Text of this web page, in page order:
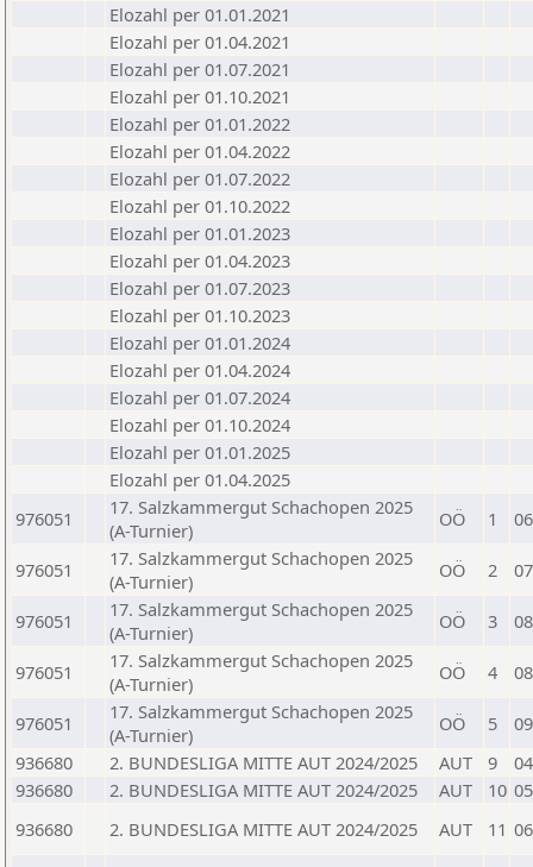
Elozahl per 01.01.2021
Elozahl per 01.04.2021
Elozahl per 01.07.2021
Elozahl per 01.10.2021
Elozahl per 01.01.2022
Elozahl per 01.04.2022
Elozahl per 01.07.2022
Elozahl per 01.10.2022
Elozahl per 01.01.2023
Elozahl per 01.04.2023
Elozahl per 01.07.2023
Elozahl per 01.10.2023
Elozahl per 01.01.2024
Elozahl per 01.04.2024
Elozahl per 01.07.2024
Elozahl per 01.10.2024
Elozahl per 01.01.2025
Elozahl per 01.04.2025
976051
17. Salzkammergut Schachopen 2025
(A-Turnier)
OÖ 1
976051
17. Salzkammergut Schachopen 2025
(A-Turnier)
OÖ 2
976051
17. Salzkammergut Schachopen 2025
(A-Turnier)
OÖ 3
976051
17. Salzkammergut Schachopen 2025
(A-Turnier)
OÖ 4
976051
17. Salzkammergut Schachopen 2025
(A-Turnier)
OÖ 5
936680
2. BUNDESLIGA MITTE AUT 2024/2025 AUT 9
936680
2. BUNDESLIGA MITTE AUT 2024/2025 AUT 10
936680
2. BUNDESLIGA MITTE AUT 2024/2025 AUT 11